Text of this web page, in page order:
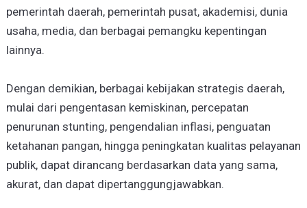
pemerintah daerah, pemerintah pusat, akademisi, dunia
usaha, media, dan berbagai pemangku kepentingan
lainnya.
Dengan demikian, berbagai kebijakan strategis daerah,
mulai dari pengentasan kemiskinan, percepatan
penurunan stunting, pengendalian inflasi, penguatan
ketahanan pangan, hingga peningkatan kualitas pelayanan
publik, dapat dirancang berdasarkan data yang sama,
akurat, dan dapat dipertanggungjawabkan.